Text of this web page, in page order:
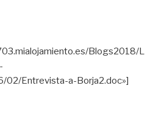
Blogs2018/L
02/Entrevista-a-Borja2.doc»]